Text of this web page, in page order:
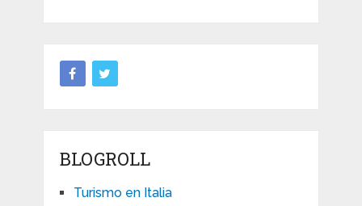
BLOGROLL
Turismo en Italia